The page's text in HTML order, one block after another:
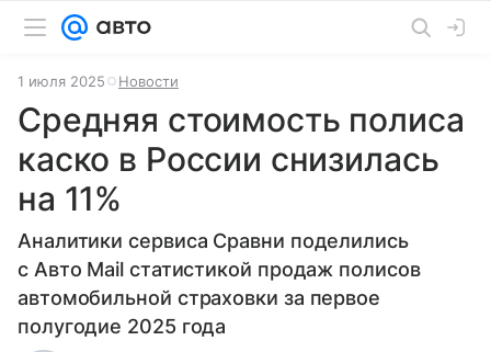
1 июля 2025 Новости
Средняя стоимость полиса
каско в России снизилась
на 11%
Аналитики сервиса Сравни поделились
с Авто Mail статистикой продаж полисов
автомобильной страховки за первое
полугодие 2025 года